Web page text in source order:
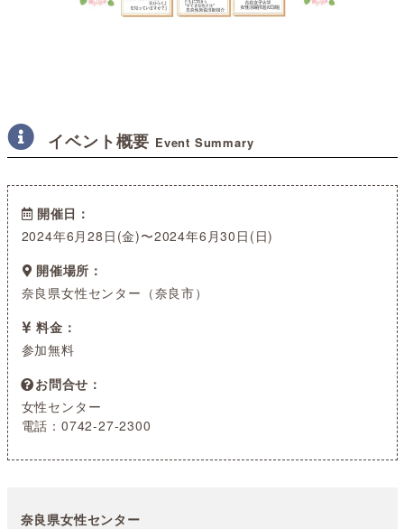
イベント概要 Event Summary
開催日
2024年6月28日(金)〜2024年6月30日(日)
開催場所
奈良県女性センター（奈良市）
料金
参加無料
お問合せ
女性センター
電話：0742-27-2300
奈良県女性センター